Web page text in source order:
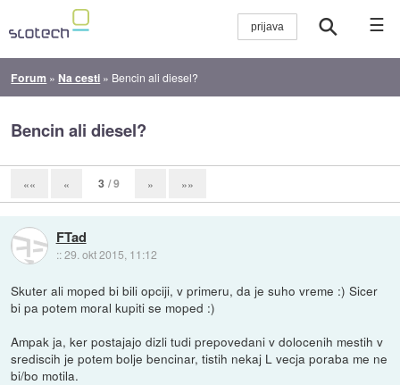
☰
Forum » Na cesti » Bencin ali diesel?
Bencin ali diesel?
«« « 3 / 9 » »»
FTad
::29. okt 2015, 11:12
Skuter ali moped bi bili opciji, v primeru, da je suho vreme :) Sicer
bi pa potem moral kupiti se moped :)
Ampak ja, ker postajajo dizli tudi prepovedani v dolocenih mestih v
srediscih je potem bolje bencinar, tistih nekaj L vecja poraba me ne
bi/bo motila.